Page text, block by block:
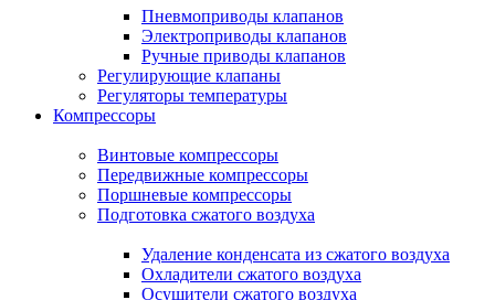
Пневмоприводы клапанов
Электроприводы клапанов
Ручные приводы клапанов
Регулирующие клапаны
Регуляторы температуры
Компрессоры
Винтовые компрессоры
Передвижные компрессоры
Поршневые компрессоры
Подготовка сжатого воздуха
Удаление конденсата из сжатого воздуха
Охладители сжатого воздуха
Осушители сжатого воздуха